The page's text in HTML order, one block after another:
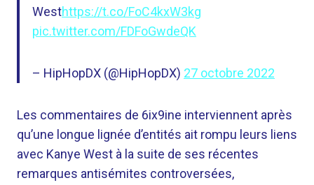
Westhttps://t.co/FoC4kxW3kg
pic.twitter.com/FDFoGwdeQK
– HipHopDX (@HipHopDX) 27 octobre 2022
Les commentaires de 6ix9ine interviennent après
qu’une longue lignée d’entités ait rompu leurs liens
avec Kanye West à la suite de ses récentes
remarques antisémites controversées,